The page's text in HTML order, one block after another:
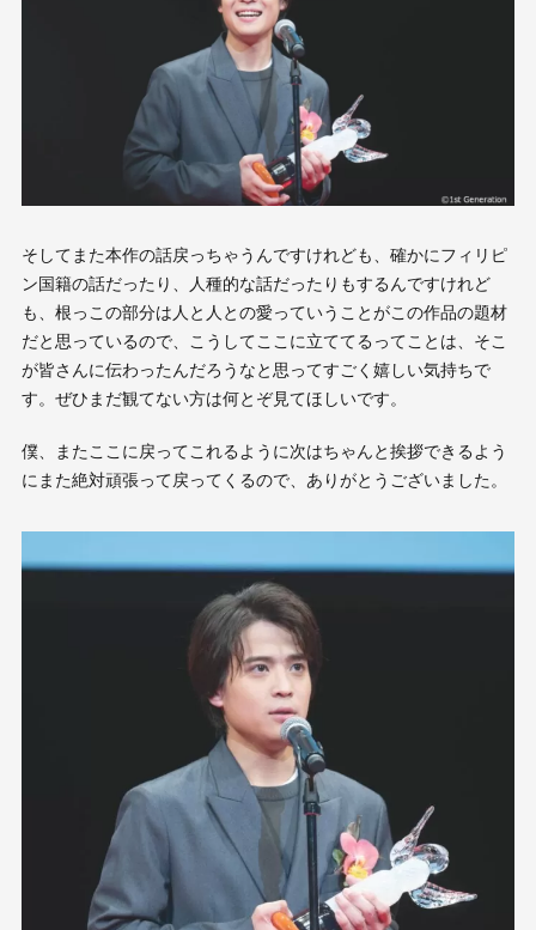
そしてまた本作の話戻っちゃうんですけれども、確かにフィリピ
ン国籍の話だったり、人種的な話だったりもするんですけれど
も、根っこの部分は人と人との愛っていうことがこの作品の題材
だと思っているので、こうしてここに立ててるってことは、そこ
が皆さんに伝わったんだろうなと思ってすごく嬉しい気持ちで
す。ぜひまだ観てない方は何とぞ見てほしいです。
僕、またここに戻ってこれるように次はちゃんと挨拶できるよう
にまた絶対頑張って戻ってくるので、ありがとうございました。